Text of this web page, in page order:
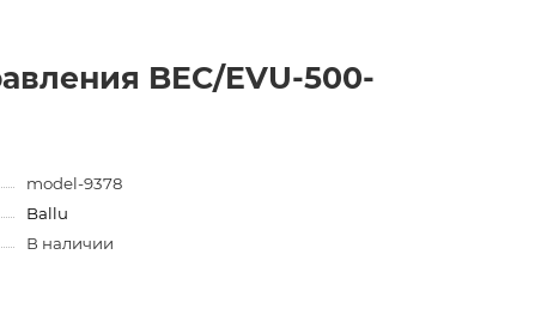
BEC/EVU-500-
model-9378
Ballu
В наличии